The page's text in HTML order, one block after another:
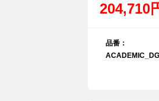
204,710
品番：